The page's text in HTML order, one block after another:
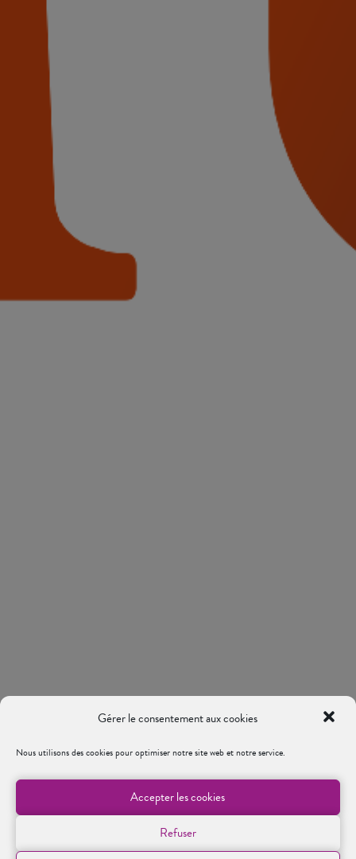
Gérer le consentement aux cookies
Nous utilisons des cookies pour optimiser notre site web et notre service.
Accepter les cookies
Refuser